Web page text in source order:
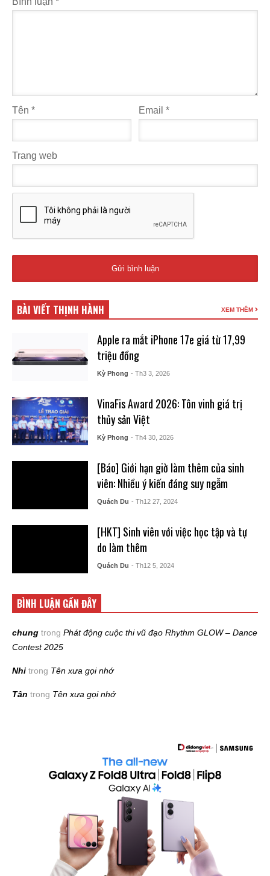
Tên * Email*
Trang web
BÀI VIẾT THỊNH HÀNH XEM THÊM
Apple ra mắt iPhone 17e giá từ 17,99
triệu đồng
Kỳ Phong - Th3 3, 2026
VinaFis Award 2026: Tôn vinh giá trị
thủy sản Việt
Kỳ Phong - Th4 30, 2026
[Báo] Giới hạn giờ làm thêm của sinh
viên: Nhiều ý kiến đáng suy ngẫm
Quách Du - Th12 27, 2024
[HKT] Sinh viên với việc học tập và tự
do làm thêm
Quách Du - Th12 5, 2024
BÌNH LUẬN GẦN ĐÂY
chung trong Phát động cuộc thi vũ đạo Rhythm GLOW – Dance
Contest 2025
Nhi trong Tên xưa gọi nhớ
Tân trong Tên xưa gọi nhớ